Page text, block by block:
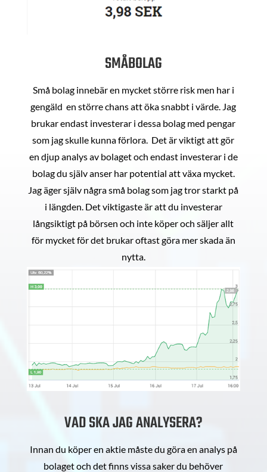
SMÅBOLAG
Små bolag innebär en mycket större risk men har i
gengäld en större chans att öka snabbt i värde. Jag
brukar endast investerar i dessa bolag med pengar
som jag skulle kunna förlora. Det är viktigt att gör
en djup analys av bolaget och endast investerar i de
bolag du själv anser har potential att växa mycket.
Jag äger själv några små bolag som jag tror starkt på
i längden. Det viktigaste är att du investerar
långsiktigt på börsen och inte köper och säljer allt
för mycket för det brukar oftast göra mer skada än
nytta.
VAD SKA JAG ANALYSERA?
Innan du köper en aktie måste du göra en analys på
bolaget och det finns vissa saker du behöver